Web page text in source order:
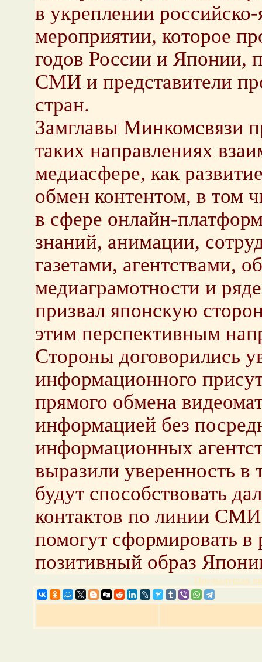
в укреплении
мероприятии, которое
годов России и Японии,
СМИ и представители
стран.
Замглавы Минкомсвязи
таких направлениях
медиасфере, как
обмен контентом, в том
в сфере онлайн-
знаний, анимации,
газетами, агентствами,
медиаграмотности и
призвал японскую
этим перспективным
Стороны договорились
информационного
прямого обмена
информацией без
информационных
выразили уверенность в
будут способствовать
контактов по линии
помогут сформировать
позитивный образ
Предыдущая